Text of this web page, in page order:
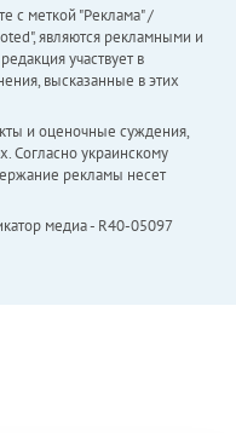
с меткой "Реклама" /
являются рекламными и
участвует в
высказанные в этих
и оценочные суждения,
Согласно украинскому
рекламы несет
медиа - R40-05097